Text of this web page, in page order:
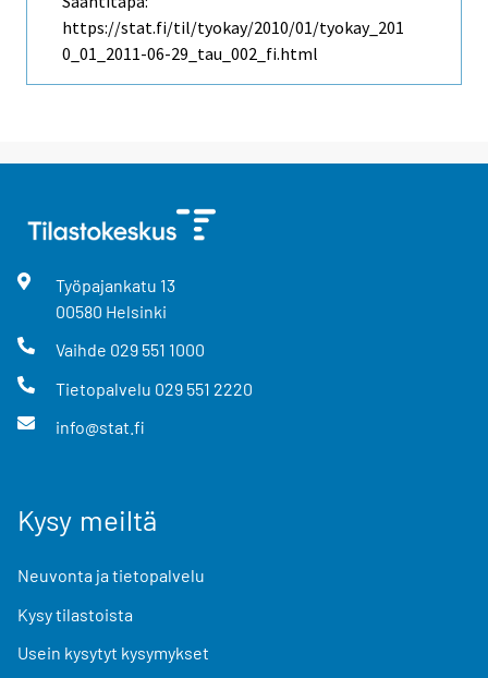
https://stat.fi/til/tyokay/2010/01/tyokay_201
0_01_2011-06-29_tau_002_fi.html
Työpajankatu 13
00580 Helsinki
Vaihde 029 551 1000
Tietopalvelu 029 551 2220
info@stat.fi
Kysy meiltä
Neuvonta ja tietopalvelu
Kysy tilastoista
Usein kysytyt kysymykset